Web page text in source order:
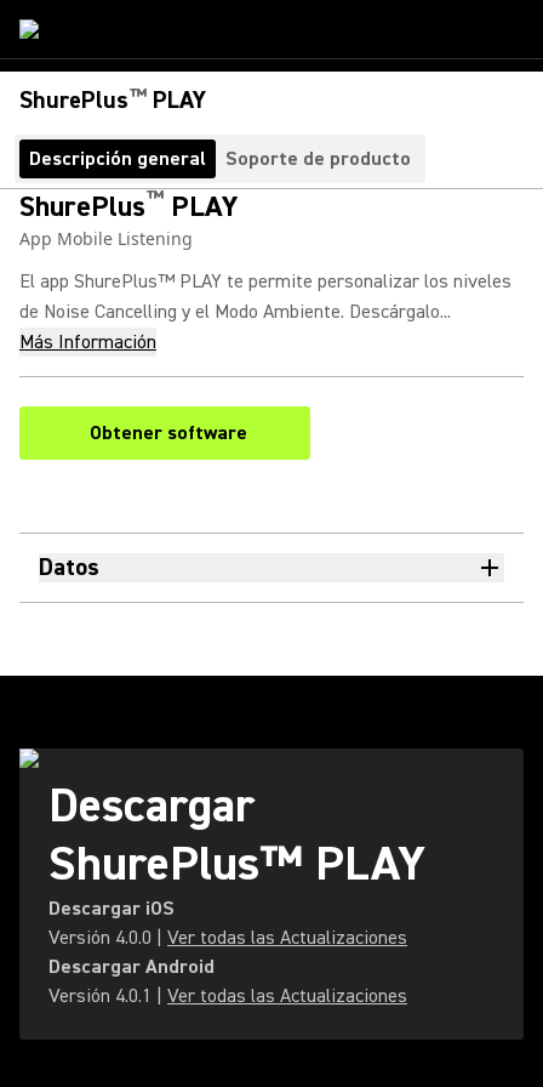
ShurePlus™ PLAY
Descripción general Soporte de producto
ShurePlus™ PLAY
App Mobile Listening
El app ShurePlus™ PLAY te permite personalizar los niveles
de Noise Cancelling y el Modo Ambiente. Descárgalo...
Más Información
Obtener software
Datos
Descargar
ShurePlus™ PLAY
Descargar iOS
Versión 4.0.0
Ver todas las Actualizaciones
Descargar Android
Versión 4.0.1 Ver todas las Actualizaciones